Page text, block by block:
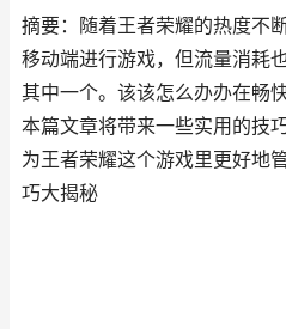
摘要：随着王者荣耀的热度不
移动端进行游戏，但流量消耗
其中一个。该该怎么办办在畅
本篇文章将带来一些实用的技
为王者荣耀这个游戏里更好地
巧大揭秘